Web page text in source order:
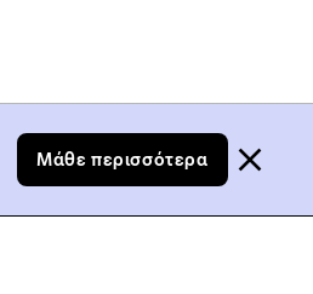
Μάθε περισσότερα